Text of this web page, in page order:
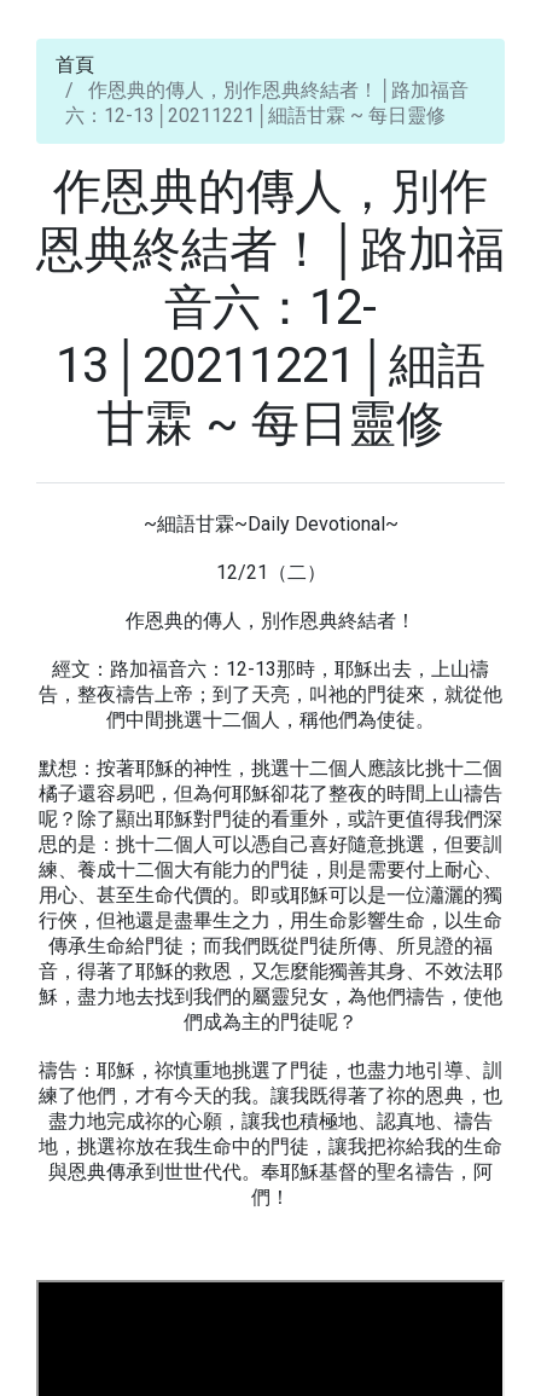
首頁
作恩典的傳人，別作恩典終結者！│路加福音
六：12-13│20211221│細語甘霖 ~ 每日靈修
作恩典的傳人，別作
恩典終結者！│路加福
音六：12-
13│20211221│細語
甘霖 ~ 每日靈修
~細語甘霖~Daily Devotional~
12/21（二）
作恩典的傳人，別作恩典終結者！
經文：路加福音六：12-13那時，耶穌出去，上山禱
告，整夜禱告上帝；到了天亮，叫祂的門徒來，就從他
們中間挑選十二個人，稱他們為使徒。
默想：按著耶穌的神性，挑選十二個人應該比挑十二個
橘子還容易吧，但為何耶穌卻花了整夜的時間上山禱告
呢？除了顯出耶穌對門徒的看重外，或許更值得我們深
思的是：挑十二個人可以憑自己喜好隨意挑選，但要訓
練、養成十二個大有能力的門徒，則是需要付上耐心、
用心、甚至生命代價的。即或耶穌可以是一位瀟灑的獨
行俠，但祂還是盡畢生之力，用生命影響生命，以生命
傳承生命給門徒；而我們既從門徒所傳、所見證的福
音，得著了耶穌的救恩，又怎麼能獨善其身、不效法耶
穌，盡力地去找到我們的屬靈兒女，為他們禱告，使他
們成為主的門徒呢？
禱告：耶穌，祢慎重地挑選了門徒，也盡力地引導、訓
練了他們，才有今天的我。讓我既得著了祢的恩典，也
盡力地完成祢的心願，讓我也積極地、認真地、禱告
地，挑選祢放在我生命中的門徒，讓我把祢給我的生命
與恩典傳承到世世代代。奉耶穌基督的聖名禱告，阿
們！